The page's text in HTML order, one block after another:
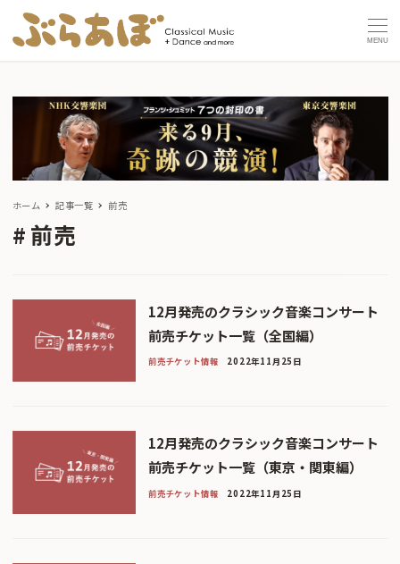
MENU
ホーム 記事一覧 前売
前売
12月発売のクラシック音楽コンサート
前売チケット一覧（全国編）
前売チケット情報 2022年11月25日
12月発売のクラシック音楽コンサート
前売チケット一覧（東京・関東編）
前売チケット情報 2022年11月25日